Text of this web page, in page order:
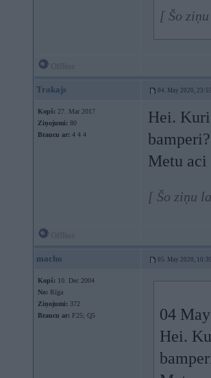
[ Šo
Trakajs 04. May 2020,
Kopš: 27. Mar 2017
Ziņojumi: 80
Braucu ar: 4 4 4
Hei.
bamperi?
Metu aci
[ Šo ziņu
macho 05. May 2020,
Kopš: 10. Dec 2004
No: Rīga
Ziņojumi: 372
Braucu ar: F25; Q5
04
Hei.